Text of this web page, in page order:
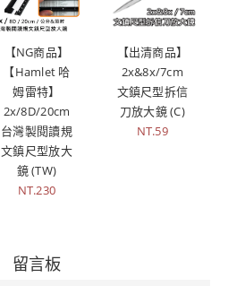
【NG商品】
【Hamlet 哈
姆雷特】
2x/8D/20cm
台灣製閱讀規
文鎮尺型放大
鏡 (TW)
NT.230
【出清商品】
2x&8x/7cm
文鎮尺型拆信
刀放大鏡 (C)
NT.59
留言板